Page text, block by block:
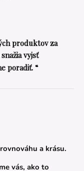
produktov za
vyjsť
poradiť. “
a krásu.
vás, ako to